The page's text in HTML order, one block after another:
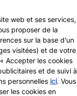
web et ses services,
proposer de la
sur la base d'un
visitées) et de votre
Accepter les cookies
et de suivi à
personnelles ici. Vous
les cookies en